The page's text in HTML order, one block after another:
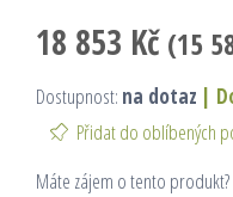
18 853 Kč (15
Dostupnost: na dotaz |
Přidat do oblíbených
Máte zájem o tento